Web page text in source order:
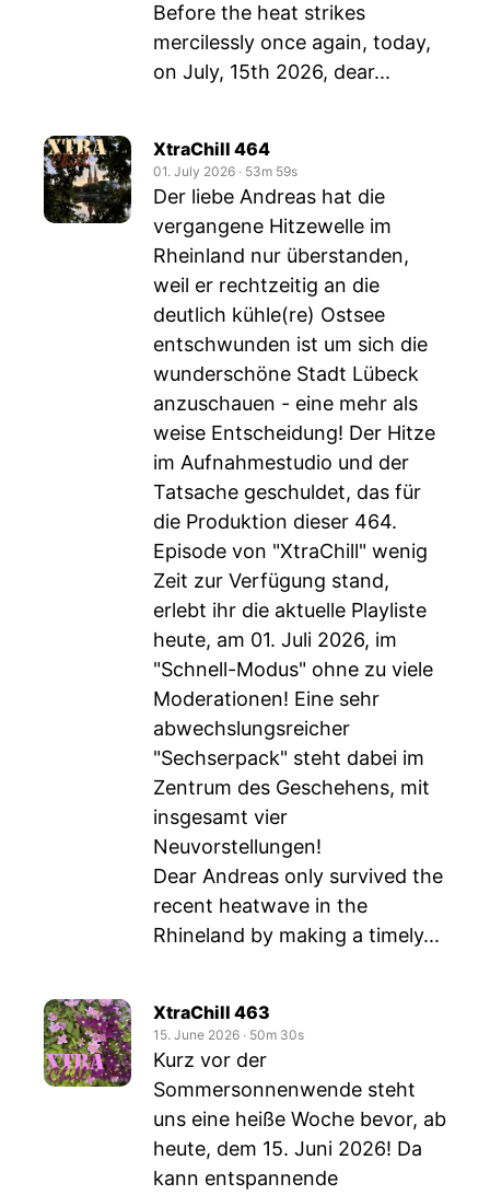
Before the heat strikes
mercilessly once again, today,
on July, 15th 2026, dear...
XtraChill 464
01. July 2026 ‧ 53m 59s
Der liebe Andreas hat die
vergangene Hitzewelle im
Rheinland nur überstanden,
weil er rechtzeitig an die
deutlich kühle(re) Ostsee
entschwunden ist um sich die
wunderschöne Stadt Lübeck
anzuschauen - eine mehr als
weise Entscheidung! Der Hitze
im Aufnahmestudio und der
Tatsache geschuldet, das für
die Produktion dieser 464.
Episode von "XtraChill" wenig
Zeit zur Verfügung stand,
erlebt ihr die aktuelle Playliste
heute, am 01. Juli 2026, im
"Schnell-Modus" ohne zu viele
Moderationen! Eine sehr
abwechslungsreicher
"Sechserpack" steht dabei im
Zentrum des Geschehens, mit
insgesamt vier
Neuvorstellungen!
Dear Andreas only survived the
recent heatwave in the
Rhineland by making a timely...
XtraChill 463
15. June 2026 ‧ 50m 30s
Kurz vor der
Sommersonnenwende steht
uns eine heiße Woche bevor, ab
heute, dem 15. Juni 2026! Da
kann entspannende